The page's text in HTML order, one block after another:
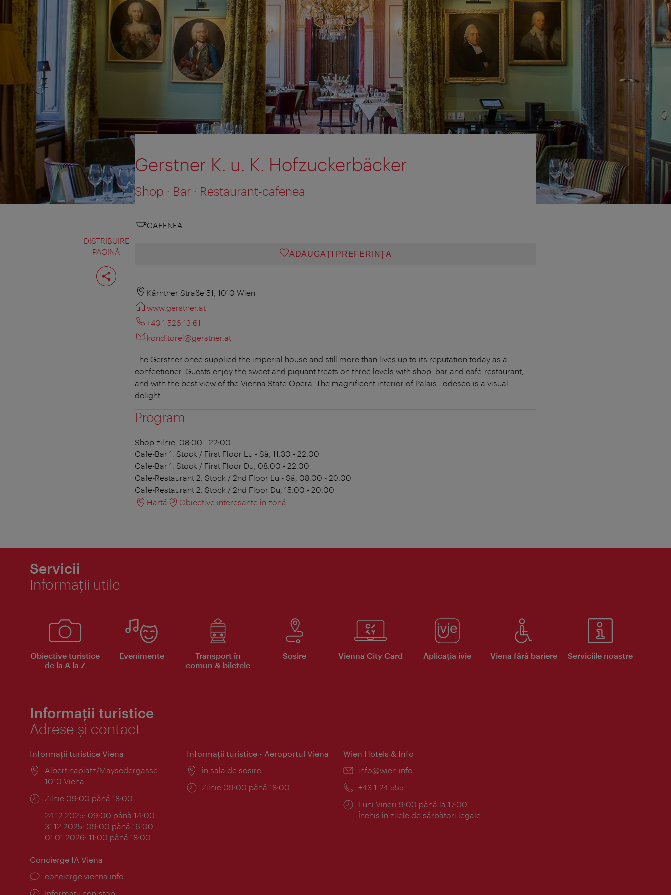
DISTRIBUIRE
PAGINĂ
Distribuiţi
pagina
Gerstner K. u. K. Hofzuckerbäcker
Shop · Bar · Restaurant-cafenea
CAFENEA
ADĂUGAȚI PREFERINŢA
Kärntner Straße 51, 1010 Wien
www.gerstner.at
+43 1 526 13 61
konditorei@gerstner.at
The Gerstner once supplied the imperial house and still more than lives up to its reputation today as a
confectioner. Guests enjoy the sweet and piquant treats on three levels with shop, bar and café-restaurant,
and with the best view of the Vienna State Opera. The magnificent interior of Palais Todesco is a visual
delight.
Program
Shop zilnic, 08:00 - 22:00
Café-Bar 1. Stock / First Floor Lu - Sâ, 11:30 - 22:00
Café-Bar 1. Stock / First Floor Du, 08:00 - 22:00
Café-Restaurant 2. Stock / 2nd Floor Lu - Sâ, 08:00 - 20:00
Café-Restaurant 2. Stock / 2nd Floor Du, 15:00 - 20:00
Hartă
Obiective interesante în zonă
Servicii
Informaţii utile
Obiective turistice
de la A la Z
Evenimente
Transport în
comun & biletele
Sosire Vienna City Card Aplicaţia ivie Viena fără bariere Serviciile noastre
Informații turistice
Adrese și contact
Informaţii turistice Viena
Locul:
Albertinaplatz/Maysedergasse
1010 Viena
Program:
Zilnic 09:00 până 18:00
24.12.2025: 09:00 până 14:00
31.12.2025: 09:00 până 16:00
01.01.2026: 11:00 până 18:00
Informaţii turistice - Aeroportul Viena
Locul:
în sala de sosire
Program:
Zilnic 09:00 până 18:00
Wien Hotels & Info
E-
info@wien.info
Telefon:
+43-1-24 555
Program:
Luni-Vineri 9:00 până la 17:00
Închis în zilele de sărbători legale
Concierge IA Viena
concierge.vienna.info
Informații non-stop